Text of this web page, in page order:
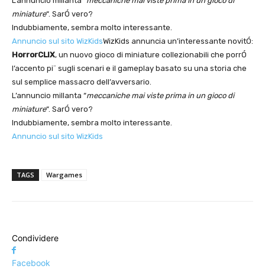
miniature“. SarÓ vero?
Indubbiamente, sembra molto interessante.
Annuncio sul sito WizKidsWizKids annuncia un’interessante novitÓ:
HorrorCLIX, un nuovo gioco di miniature collezionabili che porrÓ
l’accento pi¨ sugli scenari e il gameplay basato su una storia che
sul semplice massacro dell’avversario.
L’annuncio millanta “meccaniche mai viste prima in un gioco di
miniature“. SarÓ vero?
Indubbiamente, sembra molto interessante.
Annuncio sul sito WizKids
TAGS Wargames
Condividere
Facebook